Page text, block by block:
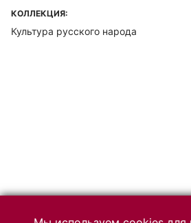
КОЛЛЕКЦИЯ:
Культура русского народа